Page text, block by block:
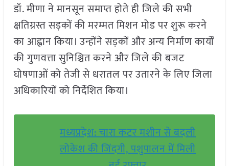
डॉ. मीणा ने मानसून समाप्त होते ही जिले की सभी
क्षतिग्रस्त सड़कों की मरम्मत मिशन मोड पर शुरू करने
का आह्वान किया। उन्होंने सड़कों और अन्य निर्माण कार्यों
की गुणवत्ता सुनिश्चित करने और जिले की बजट
घोषणाओं को तेजी से धरातल पर उतारने के लिए जिला
अधिकारियों को निर्देशित किया।
मध्यप्रदेश: चारा कटर मशीन से बदली
लोकेश की जिंदगी, पशुपालन में मिली